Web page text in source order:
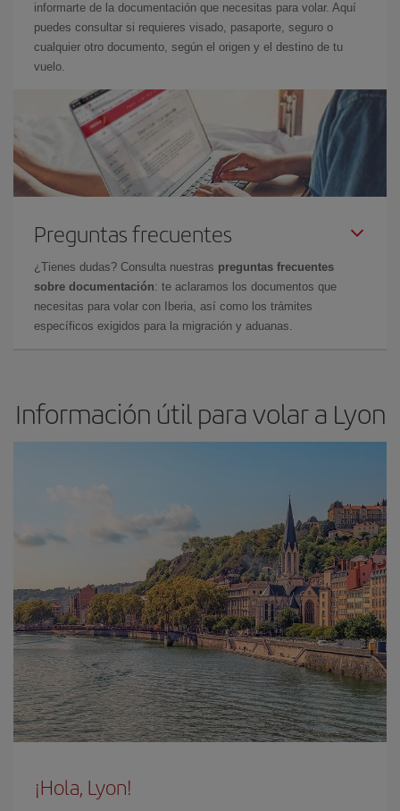
informarte de la documentación que necesitas para volar. Aquí
puedes consultar si requieres visado, pasaporte, seguro o
cualquier otro documento, según el origen y el destino de tu
vuelo.
Preguntas frecuentes
¿Tienes dudas? Consulta nuestras preguntas frecuentes
sobre documentación: te aclaramos los documentos que
necesitas para volar con Iberia, así como los trámites
específicos exigidos para la migración y aduanas.
Información útil para volar a Lyon
¡Hola, Lyon!